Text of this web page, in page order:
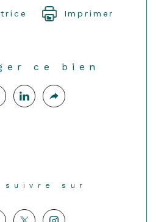
Imprimer
ce bien
suivre sur